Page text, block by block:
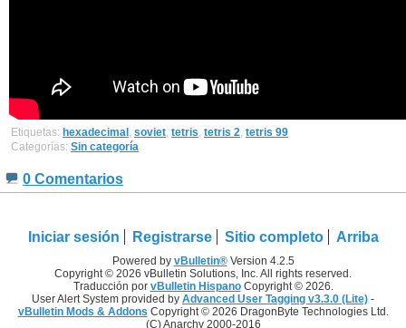
Etiquetas: hexadecimal , soviet, tetris, tetris 2, tetris 99
Categorías: Sin categoría
0 Comentarios
Iniciar sesión Registrarse Sitio completo Arriba
Powered by vBulletin®Version 4.2.5
Copyright © 2026 vBulletin Solutions, Inc. All rights reserved.
Traducción por vBulletin HispanoCopyright © 2026.
User Alert System provided by Advanced User Tagging v3.3.0 (Lite) -
vBulletin Mods & Addons Copyright © 2026 DragonByte Technologies Ltd.
(C) Anarchy 2000-2016